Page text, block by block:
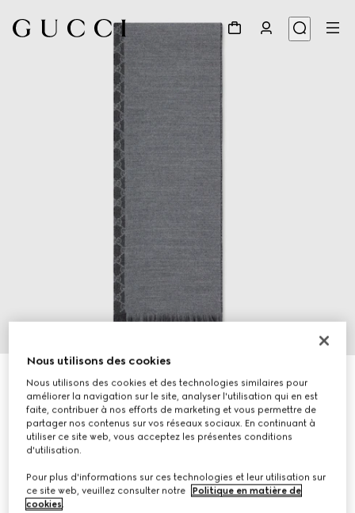
Écharpe en jacquard de laine GG
CA$660
Nous utilisons des cookies
Nous utilisons des cookies et des technologies similaires pour
améliorer la navigation sur le site, analyser l'utilisation qui en est
faite, contribuer à nos efforts de marketing et vous permettre de
partager nos contenus sur vos réseaux sociaux. En continuant à
utiliser ce site web, vous acceptez les présentes conditions
d'utilisation.
Pour plus d'informations sur ces technologies et leur utilisation sur
ce site web, veuillez consulter notre
Politique en matière de
cookies.